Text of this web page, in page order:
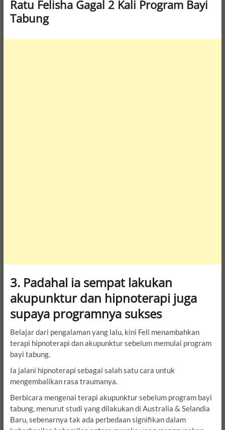
Ratu Felisha Gagal 2 Kali Program Bayi
Tabung
3. Padahal ia sempat lakukan
akupunktur dan hipnoterapi juga
supaya programnya sukses
Belajar dari pengalaman yang lalu, kini Feli menambahkan
terapi hipnoterapi dan akupunktur sebelum memulai program
bayi tabung.
Ia jalani hipnoterapi sebagai salah satu cara untuk
mengembalikan rasa traumanya.
Berbicara mengenai terapi akupunktur sebelum program bayi
tabung, menurut studi yang dilakukan di Australia & Selandia
Baru, sebenarnya tak ada perbedaan signifikan dalam